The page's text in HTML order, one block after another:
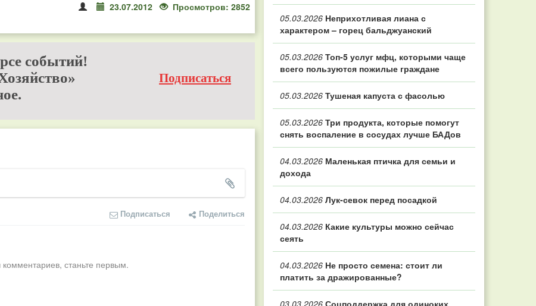
23.07.2012 Просмотров: 2852
событий!
Подписаться
Подписаться Поделиться
станьте первым.
05.03.2026 Неприхотливая лиана с
характером – горец бальджуанский
05.03.2026 Топ‑5 услуг мфц, которыми чаще
всего пользуются пожилые граждане
05.03.2026 Тушеная капуста с фасолью
05.03.2026 Три продукта, которые помогут
снять воспаление в сосудах лучше БАДов
04.03.2026 Маленькая птичка для семьи и
дохода
04.03.2026 Лук-севок перед посадкой
04.03.2026 Какие культуры можно сейчас
сеять
04.03.2026 Не просто семена: стоит ли
платить за дражированные?
03.03.2026 Соцподдержка для одиноких